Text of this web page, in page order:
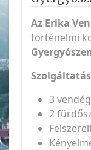
Az Erika
történelmi
3
2